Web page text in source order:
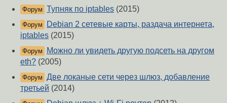
Форум Тупняк по iptables (2015)
Форум
Debian 2 сетевые карты, раздача интернета,
iptables (2015)
Форум
Можно ли увидеть другую подсеть на другом
eth? (2005)
Форум Две локаные сети через шлюз, добавление
третьей (2014)